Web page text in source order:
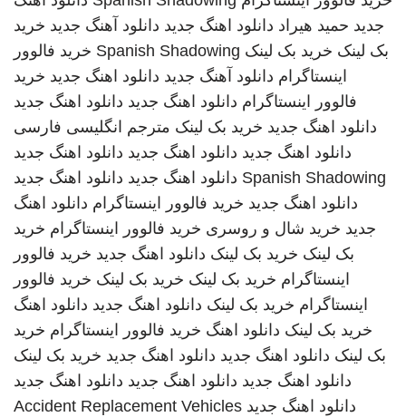
جدید حمید هیراد دانلود اهنگ جدید دانلود آهنگ جدید خرید
بک لینک خرید بک لینک Spanish Shadowing خرید فالوور
اینستاگرام دانلود آهنگ جدید دانلود اهنگ جدید خرید
فالوور اینستاگرام دانلود اهنگ جدید دانلود اهنگ جدید
دانلود اهنگ جدید خرید بک لینک مترجم انگلیسی فارسی
دانلود اهنگ جدید دانلود اهنگ جدید دانلود اهنگ جدید
Spanish Shadowing دانلود اهنگ جدید دانلود اهنگ جدید
دانلود اهنگ جدید خرید فالوور اینستاگرام دانلود اهنگ
جدید خرید شال و روسری خرید فالوور اینستاگرام خرید
بک لینک خرید بک لینک دانلود اهنگ جدید خرید فالوور
اینستاگرام خرید بک لینک خرید بک لینک خرید فالوور
اینستاگرام خرید بک لینک دانلود اهنگ جدید دانلود اهنگ
خرید بک لینک دانلود اهنگ خرید فالوور اینستاگرام خرید
بک لینک دانلود اهنگ جدید دانلود اهنگ جدید خرید بک لینک
دانلود اهنگ جدید دانلود اهنگ جدید دانلود اهنگ جدید
دانلود اهنگ جدید Accident Replacement Vehicles